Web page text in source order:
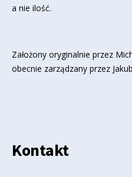
a nie ilość.
Założony oryginalnie przez
obecnie zarządzany przez
Kontakt